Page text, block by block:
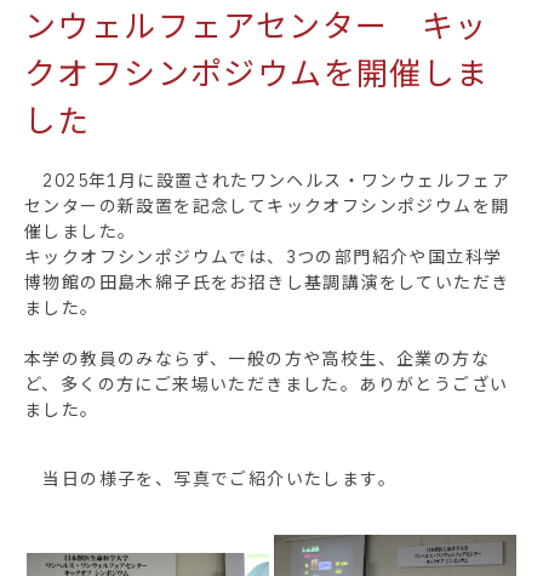
ンウェルフェアセンター キッ
クオフシンポジウムを開催しま
した
2025年1月に設置されたワンヘルス・ワンウェルフェア
センターの新設置を記念してキックオフシンポジウムを開
催しました。
キックオフシンポジウムでは、3つの部門紹介や国立科学
博物館の田島木綿子氏をお招きし基調講演をしていただき
ました。
本学の教員のみならず、一般の方や高校生、企業の方な
ど、多くの方にご来場いただきました。ありがとうござい
ました。
当日の様子を、写真でご紹介いたします。